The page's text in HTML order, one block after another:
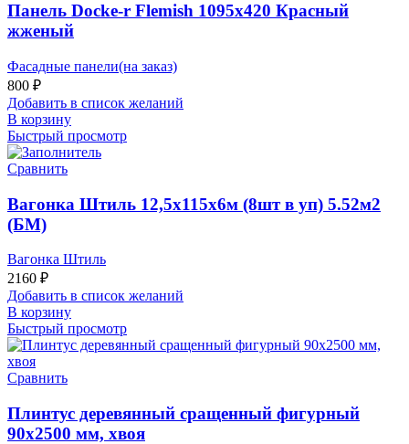
Панель Docke-r Flemish 1095х420 Красный
жженый
Фасадные панели(на заказ)
800 ₽
Добавить в список желаний
В корзину
Быстрый просмотр
Сравнить
Вагонка Штиль 12,5х115х6м (8шт в уп) 5.52м2
(БМ)
Вагонка Штиль
2160 ₽
Добавить в список желаний
В корзину
Быстрый просмотр
Сравнить
Плинтус деревянный сращенный фигурный
90х2500 мм, хвоя